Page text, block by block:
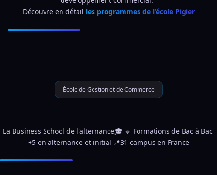
Découvre en détail les programmes de l'école Pigier
École de Gestion et de Commerce
La Business School de l'alternance🎓 🔹 Formations de Bac à Bac
+5 en alternance et initial 📍31 campus en France